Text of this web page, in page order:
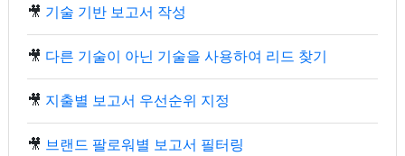
🎥 기술 기반 보고서 작성
🎥 다른 기술이 아닌 기술을 사용하여 리드 찾기
🎥 지출별 보고서 우선순위 지정
🎥 브랜드 팔로워별 보고서 필터링